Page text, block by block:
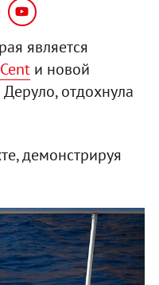
является
и новой
отдохнула
демонстрируя